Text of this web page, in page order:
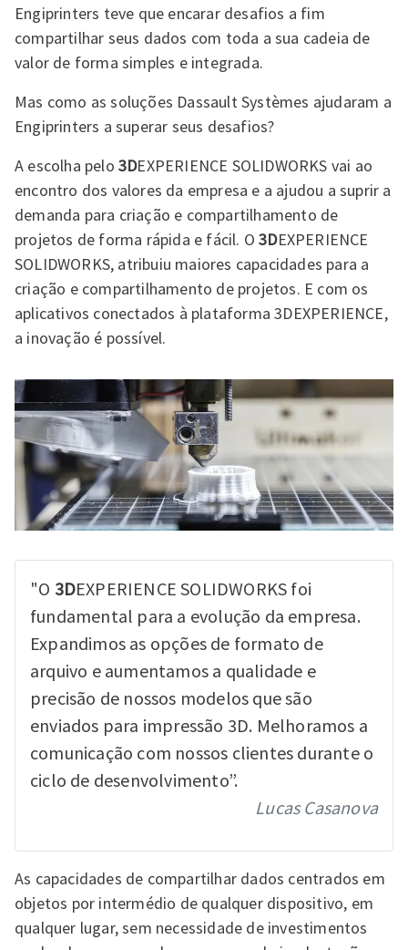
Engiprinters teve que encarar desafios a fim
compartilhar seus dados com toda a sua cadeia de
valor de forma simples e integrada.
Mas como as soluções Dassault Systèmes ajudaram a
Engiprinters a superar seus desafios?
A escolha pelo 3DEXPERIENCE SOLIDWORKS vai ao
encontro dos valores da empresa e a ajudou a suprir a
demanda para criação e compartilhamento de
projetos de forma rápida e fácil. O3DEXPERIENCE
SOLIDWORKS, atribuiu maiores capacidades para a
criação e compartilhamento de projetos. E com os
aplicativos conectados à plataforma 3DEXPERIENCE,
a inovação é possível.
"O 3DEXPERIENCE SOLIDWORKS foi
fundamental para a evolução da empresa.
Expandimos as opções de formato de
arquivo e aumentamos a qualidade e
precisão de nossos modelos que são
enviados para impressão 3D. Melhoramos a
comunicação com nossos clientes durante o
ciclo de desenvolvimento”.
Lucas Casanova
As capacidades de compartilhar dados centrados em
objetos por intermédio de qualquer dispositivo, em
qualquer lugar, sem necessidade de investimentos